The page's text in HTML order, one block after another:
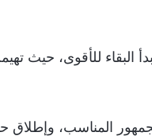
البقاء للأقوى، حيث
المناسب، وإطلاق